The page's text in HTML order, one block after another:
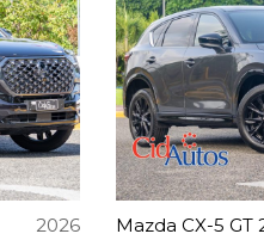
2026 Mazda CX-5 GT